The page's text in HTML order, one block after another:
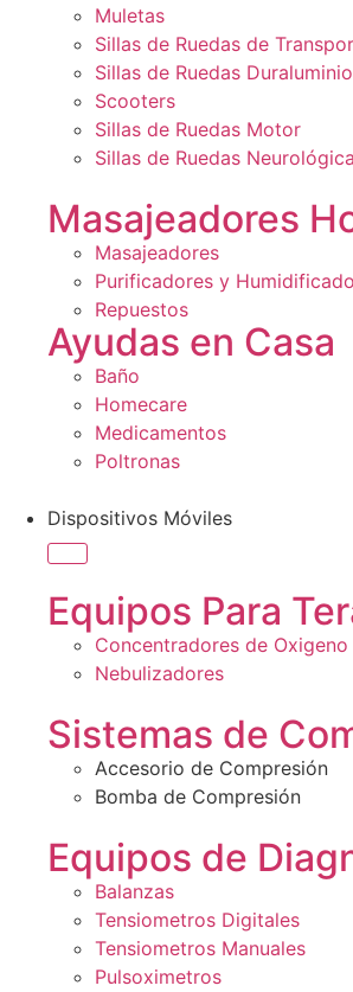
Muletas
Sillas de Ruedas de
Sillas de Ruedas Duraluminio
Scooters
Sillas de Ruedas Motor
Sillas de Ruedas
Masajeadores
Masajeadores
Purificadores y
Repuestos
Ayudas en Casa
Baño
Homecare
Medicamentos
Poltronas
Dispositivos Móviles
Equipos Para
Concentradores de Oxigeno
Nebulizadores
Sistemas de
Accesorio de Compresión
Bomba de Compresión
Equipos de
Balanzas
Tensiometros Digitales
Tensiometros Manuales
Pulsoximetros